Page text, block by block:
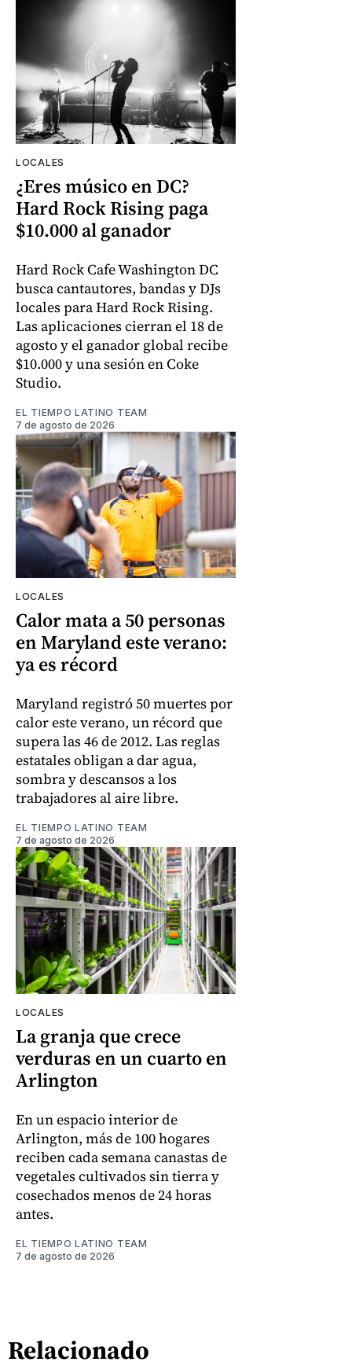
LOCALES
¿Eres músico en DC?
Hard Rock Rising paga
$10.000 al ganador
Hard Rock Cafe Washington DC
busca cantautores, bandas y DJs
locales para Hard Rock Rising.
Las aplicaciones cierran el 18 de
agosto y el ganador global recibe
$10.000 y una sesión en Coke
Studio.
EL TIEMPO LATINO TEAM
7 de agosto de 2026
LOCALES
Calor mata a 50 personas
en Maryland este verano:
ya es récord
Maryland registró 50 muertes por
calor este verano, un récord que
supera las 46 de 2012. Las reglas
estatales obligan a dar agua,
sombra y descansos a los
trabajadores al aire libre.
EL TIEMPO LATINO TEAM
7 de agosto de 2026
LOCALES
La granja que crece
verduras en un cuarto en
Arlington
En un espacio interior de
Arlington, más de 100 hogares
reciben cada semana canastas de
vegetales cultivados sin tierra y
cosechados menos de 24 horas
antes.
EL TIEMPO LATINO TEAM
7 de agosto de 2026
Relacionado